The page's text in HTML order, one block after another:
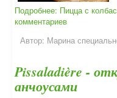
Подробнее: Пицца с
комментариев
Автор: Марина
Pissaladière -
анчоусами